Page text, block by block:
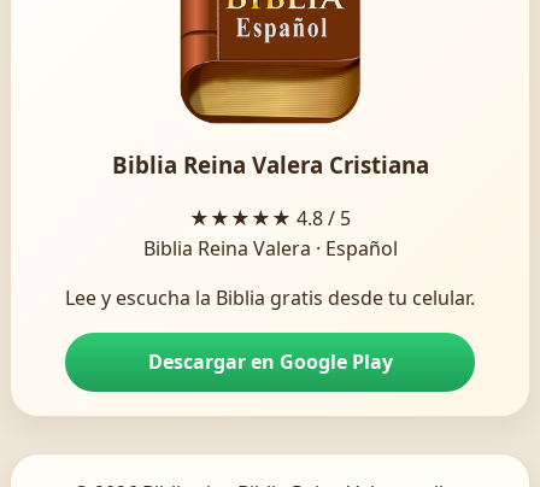
Biblia Reina Valera Cristiana
★★★★★ 4.8 / 5
Biblia Reina Valera · Español
Lee y escucha la Biblia gratis desde tu celular.
Descargar en Google Play